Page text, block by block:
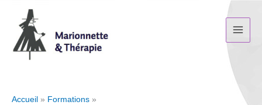
contenu
Accueil
Formations